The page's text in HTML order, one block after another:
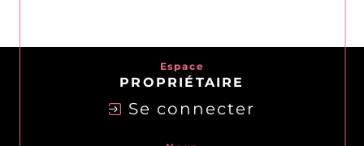
Espace
PROPRIÉTAIRE
Se connecter